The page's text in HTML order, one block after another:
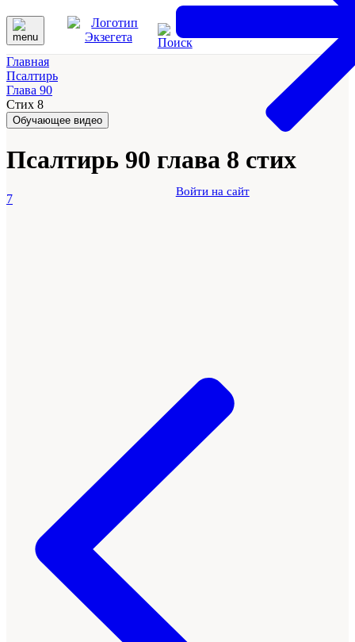
Войти на сайт
Главная
Псалтирь
Глава 90
Стих 8
Обучающее видео
Псалтирь 90 глава 8 стих
7